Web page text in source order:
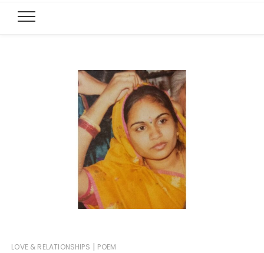
LOVE & RELATIONSHIPS | POEM